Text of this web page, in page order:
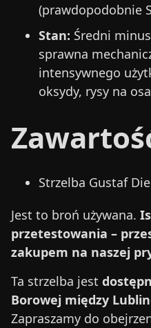
(prawdopodobnie
Stan: Średni
sprawna
intensywnego
oksydy, rysy na
Strzelba Gustaf
Jest to broń używana.
przetestowania –
zakupem na naszej
Ta strzelba jest
Borowej między
Zapraszamy do